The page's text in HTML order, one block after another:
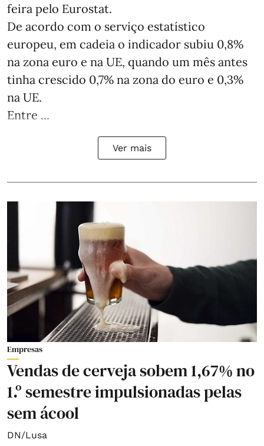
feira pelo Eurostat.
De acordo com o serviço estatístico
europeu, em cadeia o indicador subiu 0,8%
na zona euro e na UE, quando um mês antes
tinha crescido 0,7% na zona do euro e 0,3%
na UE.
Entre ...
Ver mais
Empresas
Vendas de cerveja sobem 1,67% no
1.º semestre impulsionadas pelas
sem ácool
DN/Lusa